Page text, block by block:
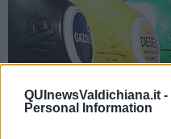
QUInewsValdichiana.it -
Personal Information